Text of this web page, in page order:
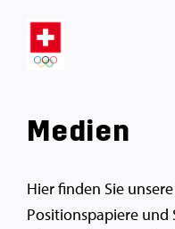
Medien
Hier finden Sie
Positionspapiere und